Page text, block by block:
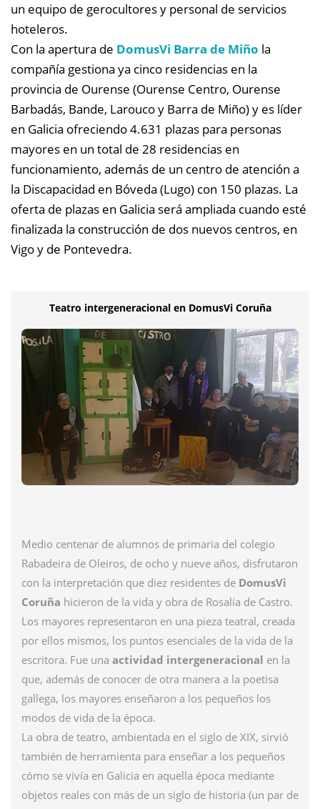
un equipo de gerocultores y personal de servicios
hoteleros.
Con la apertura de DomusVi Barra de Miño la
compañía gestiona ya cinco residencias en la
provincia de Ourense (Ourense Centro, Ourense
Barbadás, Bande, Larouco y Barra de Miño) y es líder
en Galicia ofreciendo 4.631 plazas para personas
mayores en un total de 28 residencias en
funcionamiento, además de un centro de atención a
la Discapacidad en Bóveda (Lugo) con 150 plazas. La
oferta de plazas en Galicia será ampliada cuando esté
finalizada la construcción de dos nuevos centros, en
Vigo y de Pontevedra.
Teatro intergeneracional en DomusVi Coruña
Medio centenar de alumnos de primaria del colegio
Rabadeira de Oleiros, de ocho y nueve años, disfrutaron
con la interpretación que diez residentes de DomusVi
Coruña hicieron de la vida y obra de Rosalía de Castro.
Los mayores representaron en una pieza teatral, creada
por ellos mismos, los puntos esenciales de la vida de la
escritora. Fue una actividad intergeneracional en la
que, además de conocer de otra manera a la poetisa
gallega, los mayores enseñaron a los pequeños los
modos de vida de la época.
La obra de teatro, ambientada en el siglo de XIX, sirvió
también de herramienta para enseñar a los pequeños
cómo se vivía en Galicia en aquella época mediante
objetos reales con más de un siglo de historia (un par de